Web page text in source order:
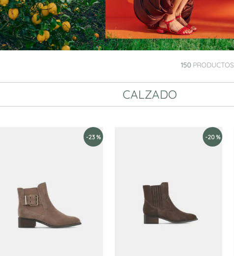
150 PRODUCTOS
CALZADO
-23 % -20 %
7.
8.
tina
9.
adelaida